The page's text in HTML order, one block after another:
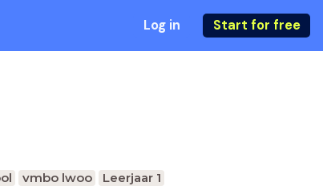
Log in Start for free
vmbo lwoo Leerjaar 1